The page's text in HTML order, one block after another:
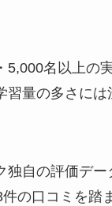
名以上の
習量の多さには
独自の評価デー
の口コミを踏